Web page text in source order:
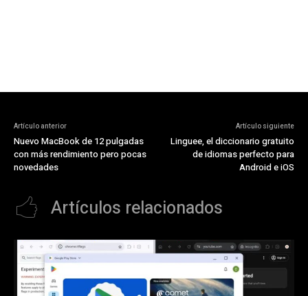
Artículo anterior
Nuevo MacBook de 12 pulgadas
con más rendimiento pero pocas
novedades
Artículo siguiente
Linguee, el diccionario gratuito
de idiomas perfecto para
Android e iOS
Artículos relacionados